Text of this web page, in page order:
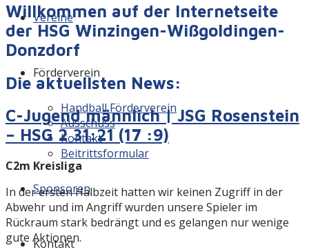
Vereine
Förderverein
Handball Förderverein
Ausschuss
Kontakt
Beitrittsformular
Sponsoren
Kontakt
Willkommen auf der Internetseite
der HSG Winzingen-Wißgoldingen-
Donzdorf
Die aktuellsten News:
C-Jugend männlich | JSG Rosenstein
– HSG 2 31:21 (17 :9)
C2m Kreisliga
In der ersten Halbzeit hatten wir keinen Zugriff in der
Abwehr und im Angriff wurden unsere Spieler im
Rückraum stark bedrängt und es gelangen nur wenige
gute Aktionen.